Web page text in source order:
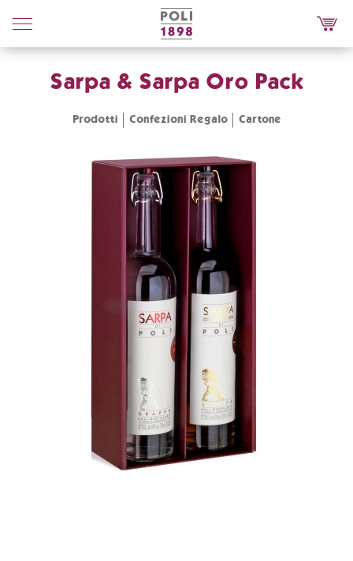
Poli
Distillerie
Sarpa & Sarpa Oro Pack
Prodotti Confezioni Regalo Cartone